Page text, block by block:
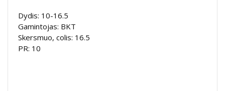
Dydis: 10-16.5
Gamintojas: BKT
Skersmuo, colis: 16.5
PR: 10